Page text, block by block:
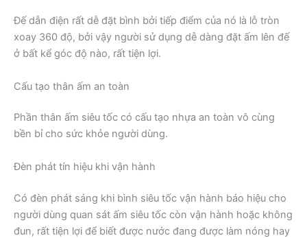
Đế dẫn điện rất dễ đặt bình bởi tiếp điểm của nó là lỗ tròn
xoay 360 độ, bởi vậy người sử dụng dễ dàng đặt ấm lên đế
ở bất kể góc độ nào, rất tiện lợi.
Cấu tạo thân ấm an toàn
Phần thân ấm siêu tốc có cấu tạo nhựa an toàn vô cùng
bền bỉ cho sức khỏe người dùng.
Đèn phát tín hiệu khi vận hành
Có đèn phát sáng khi bình siêu tốc vận hành báo hiệu cho
người dùng quan sát ấm siêu tốc còn vận hành hoặc không
đun, rất tiện lợi để biết được nước đang được làm nóng hay